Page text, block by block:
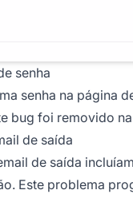
senha
senha na página
bug foi removido
de saída
de saída
Este problema